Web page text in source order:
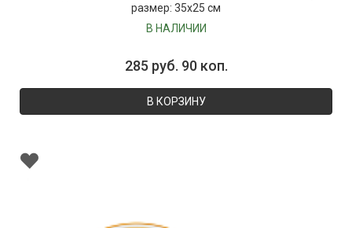
размер: 35х25 см
В НАЛИЧИИ
285 руб. 90 коп.
В КОРЗИНУ